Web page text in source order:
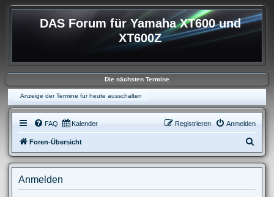
DAS Forum für Yamaha XT600 und
XT600Z
Die nächsten Termine
Anzeige der Termine für heute ausschalten
FAQ Kalender Anmelden
Registrieren
Foren-Übersicht
u
Anmelden